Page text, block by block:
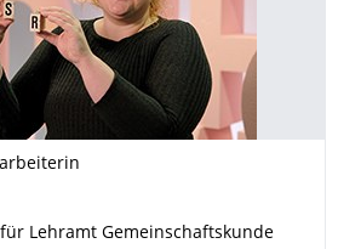
Lehramt Gemeinschaftskunde